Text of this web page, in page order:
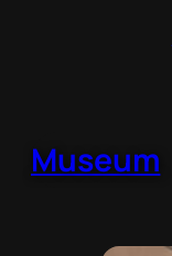
Museum